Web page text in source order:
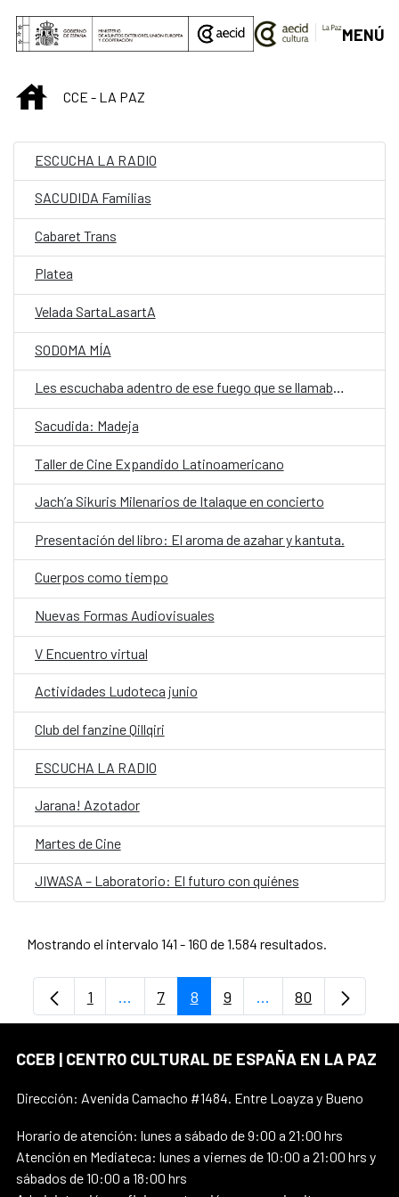
Saltar al contenido principal
MENÚ
INICIOCCE - LA PAZ
ESCUCHA LA RADIO
SACUDIDA Familias
Cabaret Trans
Platea
Velada SartaLasartA
SODOMA MÍA
Les escuchaba adentro de ese fuego que se llamaba silencio
Sacudida: Madeja
Taller de Cine Expandido Latinoamericano
Jach’a Sikuris Milenarios de Italaque en concierto
Presentación del libro: El aroma de azahar y kantuta.
Cuerpos como tiempo
Nuevas Formas Audiovisuales
V Encuentro virtual
Actividades Ludoteca junio
Club del fanzine Qillqiri
ESCUCHA LA RADIO
Jarana! Azotador
Martes de Cine
JIWASA – Laboratorio: El futuro con quiénes
Mostrando el intervalo 141 - 160 de 1.584 resultados.
Página
1 ...Páginas intermedias Use TAB para
Página
7 Página
8 Página
9 ...PáginasPágina
80
CCEB | CENTRO CULTURAL DE ESPAÑA EN LA PAZ
Dirección: Avenida Camacho #1484. Entre Loayza y Bueno
Horario de atención: lunes a sábado de 9:00 a 21:00 hrs
Atención en Mediateca: lunes a viernes de 10:00 a 21:00 hrs y
sábados de 10:00 a 18:00 hrs